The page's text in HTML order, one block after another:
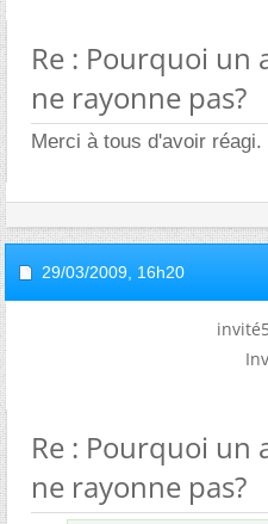
Re : Pourquoi un
ne rayonne pas?
Merci à tous d'avoir réagi.
29/03/2009, 16h20
Re : Pourquoi un
ne rayonne pas?